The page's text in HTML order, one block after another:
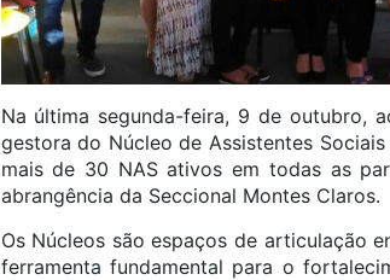
Na última segunda-feira, 9 de outubro,
gestora do Núcleo de Assistentes
mais de 30 NAS ativos em todas as
abrangência da Seccional Montes Claros.
Os Núcleos são espaços de articulação
ferramenta fundamental para o